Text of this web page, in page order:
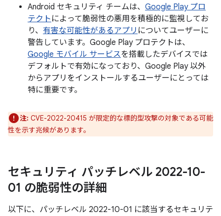
Android セキュリティ チームは、 Google Play プロ
テクト によって脆弱性の悪用を積極的に監視してお
り、 有害な可能性があるアプリ についてユーザーに
警告しています。Google Play プロテクトは、
Google モバイル サービスを搭載したデバイスでは
デフォルトで有効になっており、Google Play 以外
からアプリをインストールするユーザーにとっては
特に重要です。
注: CVE-2022-20415 が限定的な標的型攻撃の対象である可能
性を示す兆候があります。
セキュリティ パッチレベル 2022-10-
01 の脆弱性の詳細
以下に、パッチレベル 2022-10-01 に該当するセキュリテ